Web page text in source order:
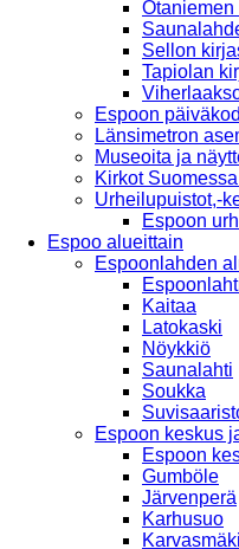
Otaniemen
Sellon
Tapiolan
Espoon
Länsimetron
Museoita ja
Kirkot
Urheilupuistot,-
Espoon
Espoo alueittain
Espoonlahden
Kaitaa
Latokaski
Nöykkiö
Saunalahti
Soukka
Espoon keskus
Espoon
Gumböle
Järvenperä
Karhusuo
Karvasmäki